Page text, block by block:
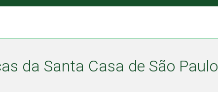
da Santa Casa de São Paulo